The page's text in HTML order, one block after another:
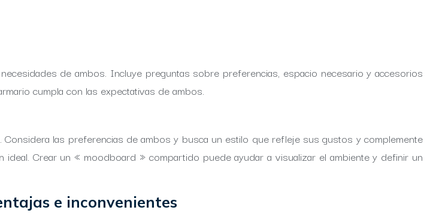
de ambos. Incluye preguntas sobre preferencias, espacio necesario y accesorios
cumpla con las expectativas de ambos.
las preferencias de ambos y busca un estilo que refleje sus gustos y complemente
Crear un « moodboard » compartido puede ayudar a visualizar el ambiente y definir un
e inconvenientes